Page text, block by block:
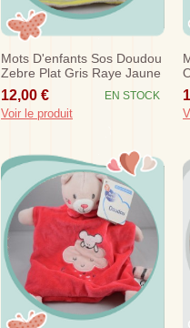
Mots D'enfants Sos Doudou
Zebre Plat Gris Raye Jaune
Vert Fluo
12,00 € EN STOCK
Voir le produit